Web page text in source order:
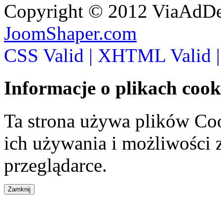
Copyright © 2012
JoomShaper.com
CSS Valid | XHTML Valid
Informacje o plikach
Ta strona używa plików
ich używania i możliwości
przeglądarce.